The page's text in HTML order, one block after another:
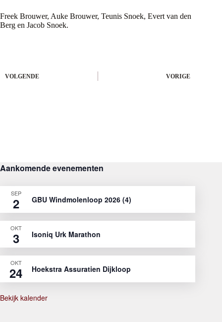
Freek Brouwer, Auke Brouwer, Teunis Snoek, Evert van den
Berg en Jacob Snoek.
VORIGE
VOLGENDE
Aankomende evenementen
SEP
2 GBU Windmolenloop 2026 (4)
OKT
3 Isoniq Urk Marathon
OKT
24 Hoekstra Assuratien Dijkloop
Bekijk kalender